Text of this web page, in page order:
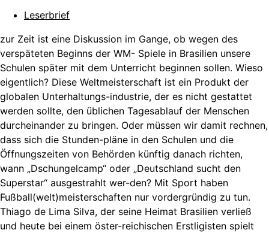
Leserbrief
zur Zeit ist eine Diskussion im Gange, ob wegen des
verspäteten Beginns der WM- Spiele in Brasilien unsere
Schulen später mit dem Unterricht beginnen sollen. Wieso
eigentlich? Diese Weltmeisterschaft ist ein Produkt der
globalen Unterhaltungs-industrie, der es nicht gestattet
werden sollte, den üblichen Tagesablauf der Menschen
durcheinander zu bringen. Oder müssen wir damit rechnen,
dass sich die Stunden-pläne in den Schulen und die
Öffnungszeiten von Behörden künftig danach richten,
wann „Dschungelcamp“ oder „Deutschland sucht den
Superstar“ ausgestrahlt wer-den? Mit Sport haben
Fußball(welt)meisterschaften nur vordergründig zu tun.
Thiago de Lima Silva, der seine Heimat Brasilien verließ
und heute bei einem öster-reichischen Erstligisten spielt